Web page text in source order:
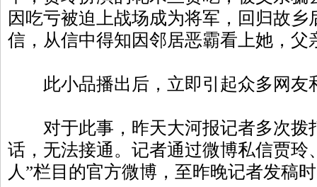
因吃亏被迫上战场成为将军，回归故
信，从信中得知因邻居恶霸看上她，父
此小品播出后，立即引起众多网友
对于此事，昨天大河报记者多次拨
话，无法接通。记者通过微博私信贾玲
人”栏目的官方微博，至昨晚记者发稿